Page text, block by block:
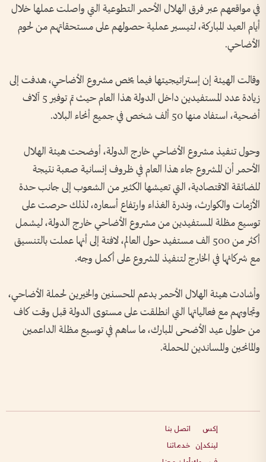
في مواقعهم عبر فرق الهلال الأحمر التطوعية التي واصلت عملها خلال
أيام العيد المباركة، لتيسير عملية حصولهم على مستحقاتهم من لحوم
الأضاحي.
وقالت الهيئة إن إستراتيجيتها فيما يخص مشروع الأضاحي، هدفت إلى
زيادة عدد المستفيدين داخل الدولة هذا العام حيث تم توفير 5 آلاف
أضحية، استفاد منها 50 ألف شخص في جميع أنحاء البلاد.
وحول تنفيذ مشروع الأضاحي خارج الدولة، أوضحت هيئة الهلال
الأحمر أن المشروع جاء هذا العام في ظروف إنسانية صعبة نتيجة
للضائقة الاقتصادية، التي تعيشها الكثير من الشعوب إلى جانب حدة
الأزمات والكوارث، وندرة الغذاء وارتفاع أسعاره، لذلك حرصت على
توسيع مظلة المستفيدين من مشروع الأضاحي خارج الدولة، ليشمل
أكثر من 500 الف مستفيد حول العالم، لافتة إلى أنها عملت بالتنسيق
مع شركائها في الخارج لتنفيذ المشروع على أكمل وجه.
وأشادت هيئة الهلال الأحمر بدعم المحسنين والخيرين لحملة الأضاحي،
وتجاوبهم مع فعالياتها التي انطلقت على مستوى الدولة قبل وقت كاف
من حلول عيد الأضحى المبارك، ما ساهم في توسيع مظلة الداعمين
والمانحين والمساندين للحملة.
إكس
لينكدإن
اتصل بنا
خدماتنا